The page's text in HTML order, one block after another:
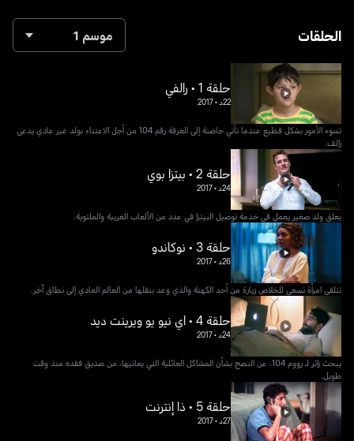
الحلقات موسم 1
حلقة 1 • رالفي
22د •
2017
تسوء الأمور بشكل فظيع عندما تأتي حاضنة إلى الغرفة رقم 104 من أجل الاعتناء بولد غير عادي يدعى
رالف.
حلقة 2 • بيتزا بوي
24د •
2017
يعلق ولد صغير يعمل في خدمة توصيل البيتزا في عدد من الألعاب الغريبة والملتوية.
حلقة 3 • نوكاندو
26د •
2017
تتلقى امرأة تسعى للخلاص زيارة من أحد الكهنة والذي وعد بنقلها من العالم العادي إلى نطاق آخر.
حلقة 4 • اي نيو يو ويرينت ديد
24د •
2017
يبحث زائر لـ رووم 104، عن النصح بشأن المشاكل العائلية التي يعانيها، من صديق فقده منذ وقت
طويل.
حلقة 5 • ذا إنترنت
27د •
2017